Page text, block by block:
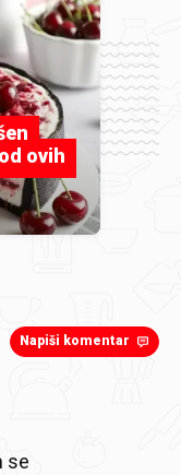
ovih
Napiši komentar
se